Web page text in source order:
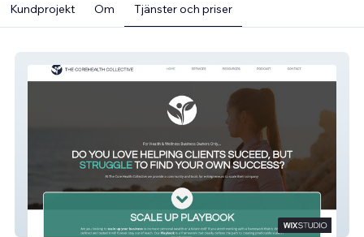
Kundprojekt Om Tjänster och priser
CoreHealth